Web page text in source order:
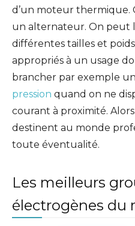
d’un moteur thermique.
un alternateur. On peut
différentes tailles et
appropriés à un usage
brancher par exemple un
pression quand on ne
courant à proximité. Alors
destinent au monde
toute éventualité.
Les meilleurs
électrogènes du